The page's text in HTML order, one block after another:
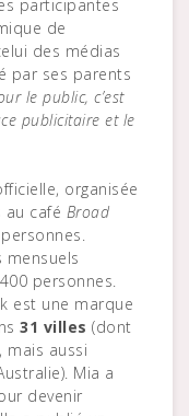
participantes
de
des médias
par ses parents
le public, c’est
publicitaire et le
organisée
café Broad
mensuels
personnes.
est une marque
31 villes (dont
mais aussi
Mia a
devenir